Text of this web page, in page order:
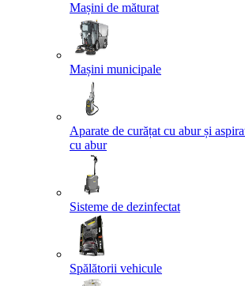
Mașini de măturat
Mașini municipale
Aparate de curățat cu abur și
cu abur
Sisteme de dezinfectat
Spălătorii vehicule